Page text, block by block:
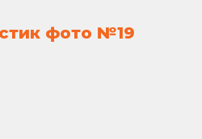
фото №19